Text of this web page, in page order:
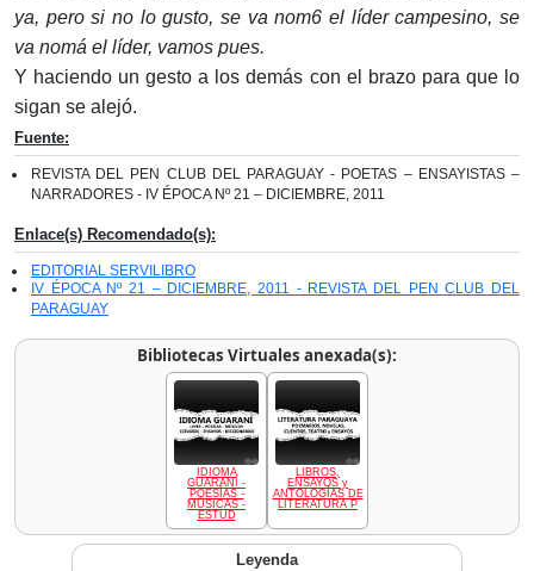
ya, pero si no lo gusto, se va nom6 el líder campesino, se
va nomá el líder, vamos pues.
Y haciendo un gesto a los demás con el brazo para que lo
sigan se alejó.
Fuente:
REVISTA DEL PEN CLUB DEL PARAGUAY - POETAS – ENSAYISTAS –
NARRADORES - IV ÉPOCA Nº 21 – DICIEMBRE, 2011
Enlace(s) Recomendado(s):
EDITORIAL SERVILIBRO
IV ÉPOCA Nº 21 – DICIEMBRE, 2011 - REVISTA DEL PEN CLUB DEL
PARAGUAY
Bibliotecas Virtuales anexada(s):
IDIOMA
GUARANÍ -
POESÍAS -
MÚSICAS -
ESTUD
LIBROS,
ENSAYOS y
ANTOLOGÍAS DE
LITERATURA P
Leyenda